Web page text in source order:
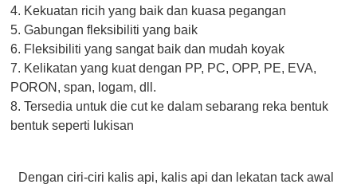
4. Kekuatan ricih yang baik dan kuasa pegangan
5. Gabungan fleksibiliti yang baik
6. Fleksibiliti yang sangat baik dan mudah koyak
7. Kelikatan yang kuat dengan PP, PC, OPP, PE, EVA,
PORON, span, logam, dll.
8. Tersedia untuk die cut ke dalam sebarang reka bentuk
bentuk seperti lukisan
Dengan ciri-ciri kalis api, kalis api dan lekatan tack awal